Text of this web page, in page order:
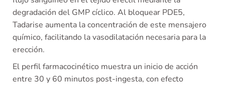
degradación del GMP cíclico. Al bloquear PDE5,
Tadarise aumenta la concentración de este mensajero
químico, facilitando la vasodilatación necesaria para la
erección.
El perfil farmacocinético muestra un inicio de acción
entre 30 y 60 minutos post-ingesta, con efecto